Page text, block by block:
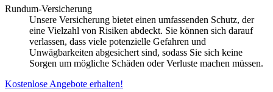
Rundum-Versicherung
Unsere Versicherung bietet einen umfassenden Schutz, der
eine Vielzahl von Risiken abdeckt. Sie können sich darauf
verlassen, dass viele potenzielle Gefahren und
Unwägbarkeiten abgesichert sind, sodass Sie sich keine
Sorgen um mögliche Schäden oder Verluste machen müssen.
Kostenlose Angebote erhalten!